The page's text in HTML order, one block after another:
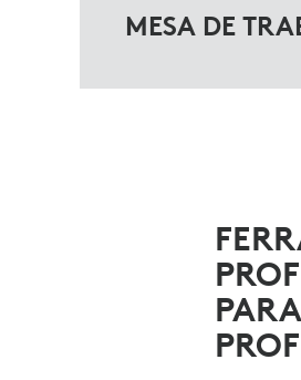
MESA DE
PARA